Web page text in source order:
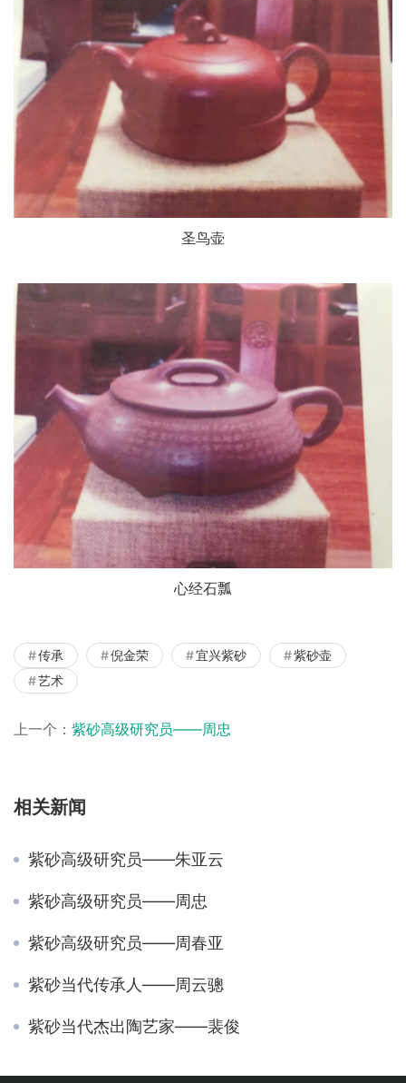
圣鸟壶
心经石瓢
传承 倪金荣 宜兴紫砂
紫砂壶
艺术
上一个： 紫砂高级研究员——周忠
相关新闻
紫砂高级研究员——朱亚云
紫砂高级研究员——周忠
紫砂高级研究员——周春亚
紫砂当代传承人——周云骢
紫砂当代杰出陶艺家——裴俊